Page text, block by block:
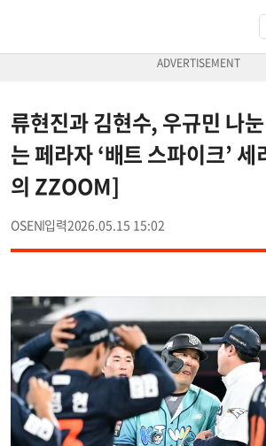
류현진과 김현수, 우규민 나
는 페라자 ‘배트 스파이크’
의 ZZOOM]
OSEN 2026.05.15 15:02